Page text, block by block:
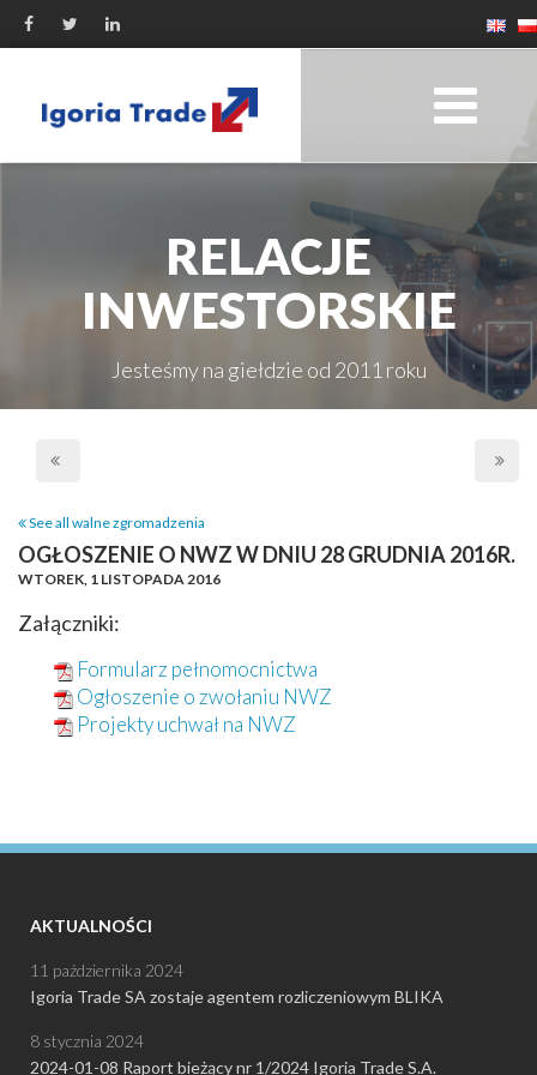
RELACJE
INWESTORSKIE
Jesteśmy na giełdzie od 2011 roku
See all walne zgromadzenia
OGŁOSZENIE O NWZ W DNIU 28 GRUDNIA 2016R.
WTOREK, 1 LISTOPADA 2016
Załączniki:
Formularz pełnomocnictwa
Ogłoszenie o zwołaniu NWZ
Projekty uchwał na NWZ
AKTUALNOŚCI
Igoria Trade SA zostaje agentem rozliczeniowym BLIKA
11 października 2024
2024-01-08 Raport bieżący nr 1/2024 Igoria Trade S.A.
8 stycznia 2024